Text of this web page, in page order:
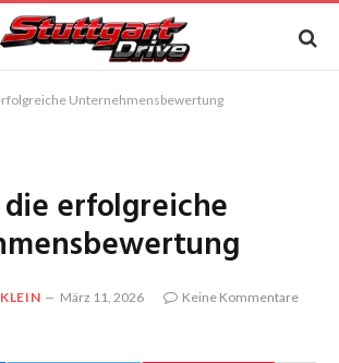
Unternehmensbewertung
erfolgreiche
März 11, 2026
Keine Kommentare